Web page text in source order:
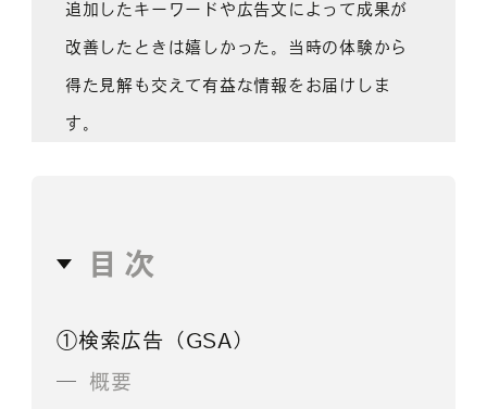
追加したキーワードや広告文によって成果が
改善したときは嬉しかった。当時の体験から
得た見解も交えて有益な情報をお届けしま
す。
目次
①検索広告（GSA）
概要